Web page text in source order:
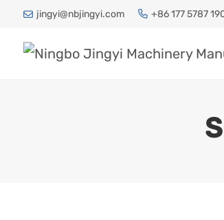
jingyi@nbjingyi.com +86 177 5787